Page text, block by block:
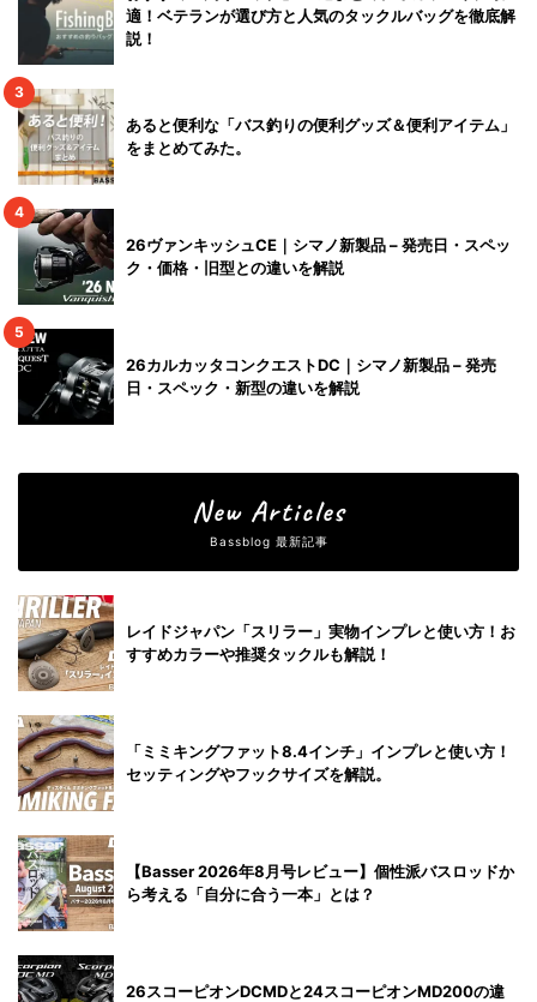
適！ベテランが選び方と人気のタックルバッグを徹底解
説！
あると便利な「バス釣りの便利グッズ＆便利アイテム」
をまとめてみた。
3
26ヴァンキッシュCE｜シマノ新製品 – 発売日・スペッ
ク・価格・旧型との違いを解説
4
26カルカッタコンクエストDC｜シマノ新製品 – 発売
日・スペック・新型の違いを解説
5
Bassblog 最新記事
New Articles
レイドジャパン「スリラー」実物インプレと使い方！お
すすめカラーや推奨タックルも解説！
「ミミキングファット8.4インチ」インプレと使い方！
セッティングやフックサイズを解説。
【Basser 2026年8月号レビュー】個性派バスロッドか
ら考える「自分に合う一本」とは？
26スコーピオンDCMDと24スコーピオンMD200の違